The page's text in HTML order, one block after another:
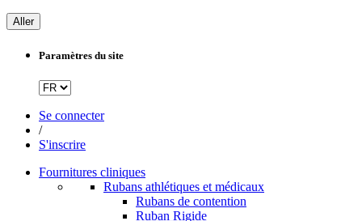
Aller
Paramètres du site
Se connecter
/
S'inscrire
Fournitures cliniques
Rubans athlétiques et médicaux
Rubans de contention
Ruban Rigide